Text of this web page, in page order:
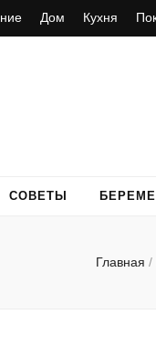
Дом Кухня
СОВЕТЫ
Главная /